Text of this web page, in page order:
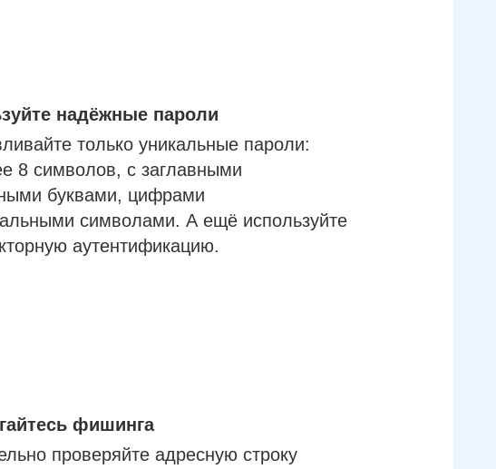
надёжные пароли
только уникальные пароли:
8 символов, с заглавными
буквами, цифрами
символами. А ещё используйте
аутентификацию.
фишинга
проверяйте адресную строку